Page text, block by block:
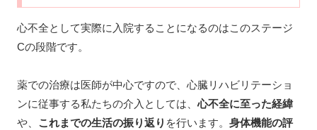
心不全として実際に入院することになるのはこのステージ
Cの段階です。
薬での治療は医師が中心ですので、心臓リハビリテーショ
ンに従事する私たちの介入としては、心不全に至った経緯
や、 これまでの生活の振り返り を行います。 身体機能の評